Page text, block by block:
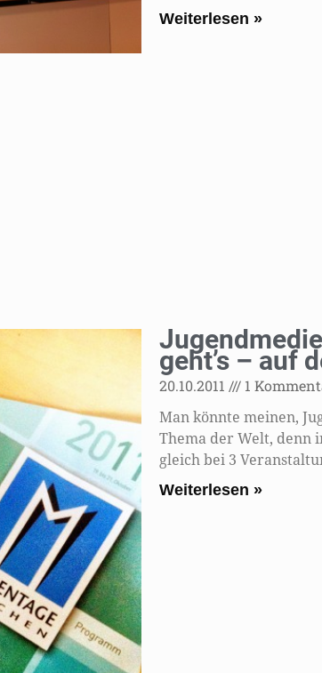
Weiterlesen »
geht’s – auf
20.10.2011 1
Man könnte meinen,
Thema der Welt, denn
gleich bei 3
Weiterlesen »